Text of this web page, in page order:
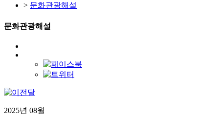
> 문화관광해설
문화관광해설
2025년 08월